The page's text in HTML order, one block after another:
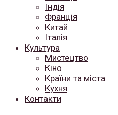
Індія
Франція
Китай
Італія
Культура
Мистецтво
Кіно
Країни та міста
Кухня
Контакти